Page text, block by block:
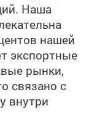
Наша
нашей
экспортные
рынки,
связано с
внутри